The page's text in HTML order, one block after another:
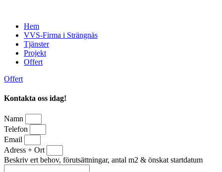
Hem
VVS-Firma i Strängnäs
Tjänster
Projekt
Offert
Offert
Kontakta oss idag!
Namn
Telefon
Email
Adress + Ort
Beskriv ert behov, förutsättningar, antal m2 & önskat startdatum